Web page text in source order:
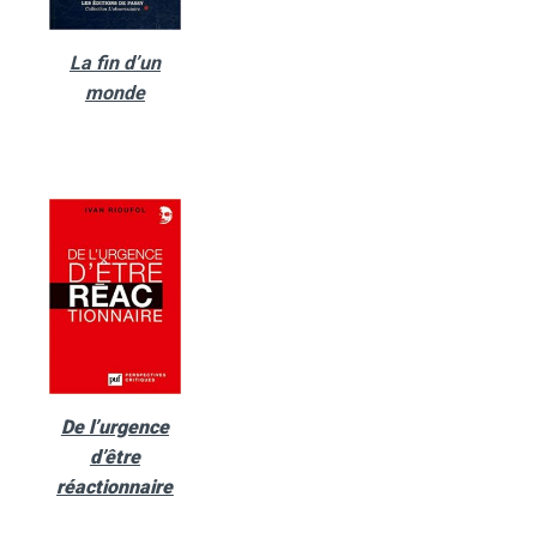
La fin d’un
monde
De l’urgence
d’être
réactionnaire